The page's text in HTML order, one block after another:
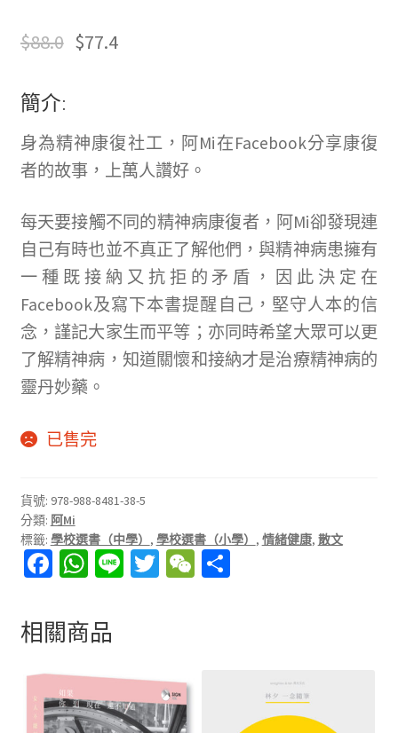
$88.0 $77.4
簡介:
身為精神康復社工，阿Mi在Facebook分享康復
者的故事，上萬人讚好。
每天要接觸不同的精神病康復者，阿Mi卻發現連
自己有時也並不真正了解他們，與精神病患擁有
一種既接納又抗拒的矛盾，因此決定在
Facebook及寫下本書提醒自己，堅守人本的信
念，謹記大家生而平等；亦同時希望大眾可以更
了解精神病，知道關懷和接納才是治療精神病的
靈丹妙藥。
已售完
貨號: 978-988-8481-38-5
分類: 阿Mi
標籤: 學校選書（中學） , 學校選書（小學） , 情緒健康, 散文
Fa
b
o
o
k
W
at
sA
p
p
Li T W 分
相關商品